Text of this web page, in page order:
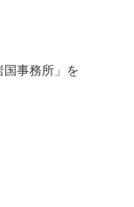
国事務所」を